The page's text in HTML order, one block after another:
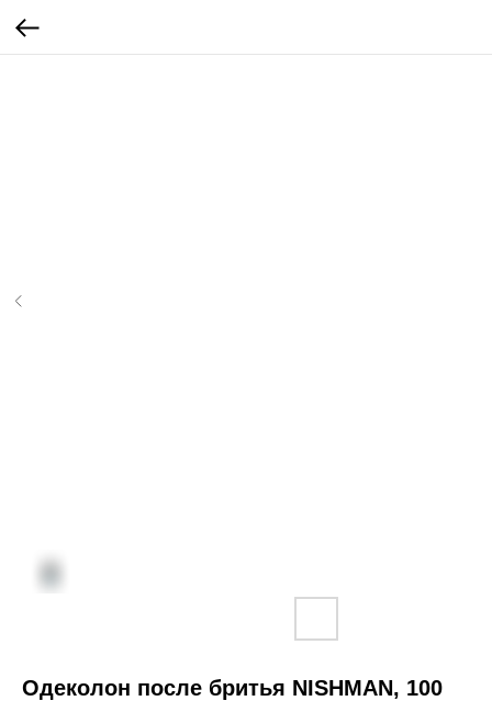
Одеколон после бритья NISHMAN, 100